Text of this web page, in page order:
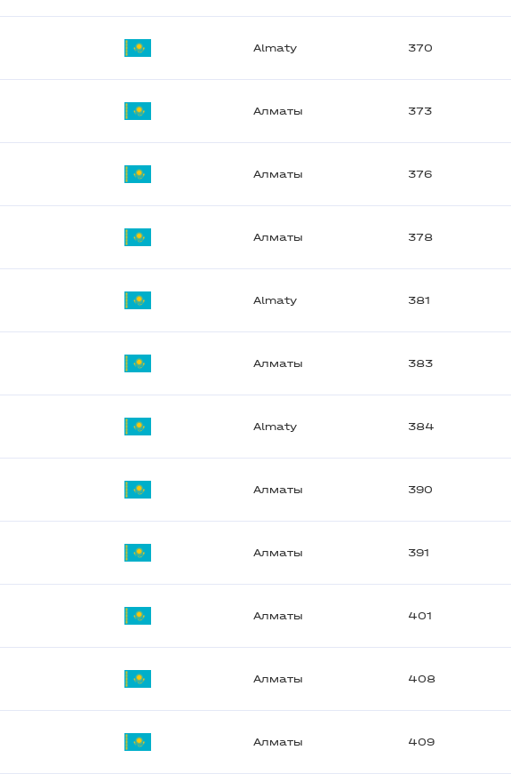
Almaty 370
Алматы 373
Алматы 376
Алматы 378
Almaty 381
Алматы 383
Almaty 384
Алматы 390
Алматы 391
Алматы 401
Алматы 408
Алматы 409